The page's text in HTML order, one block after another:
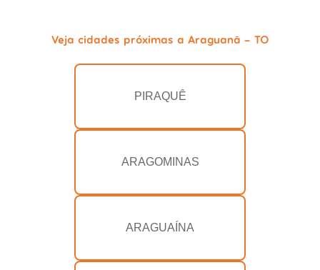
Veja cidades próximas a Araguanã - TO
PIRAQUÊ
ARAGOMINAS
ARAGUAÍNA